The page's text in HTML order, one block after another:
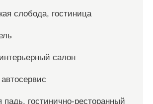
слобода, гостиница
салон
падь, гостинично-ресторанный